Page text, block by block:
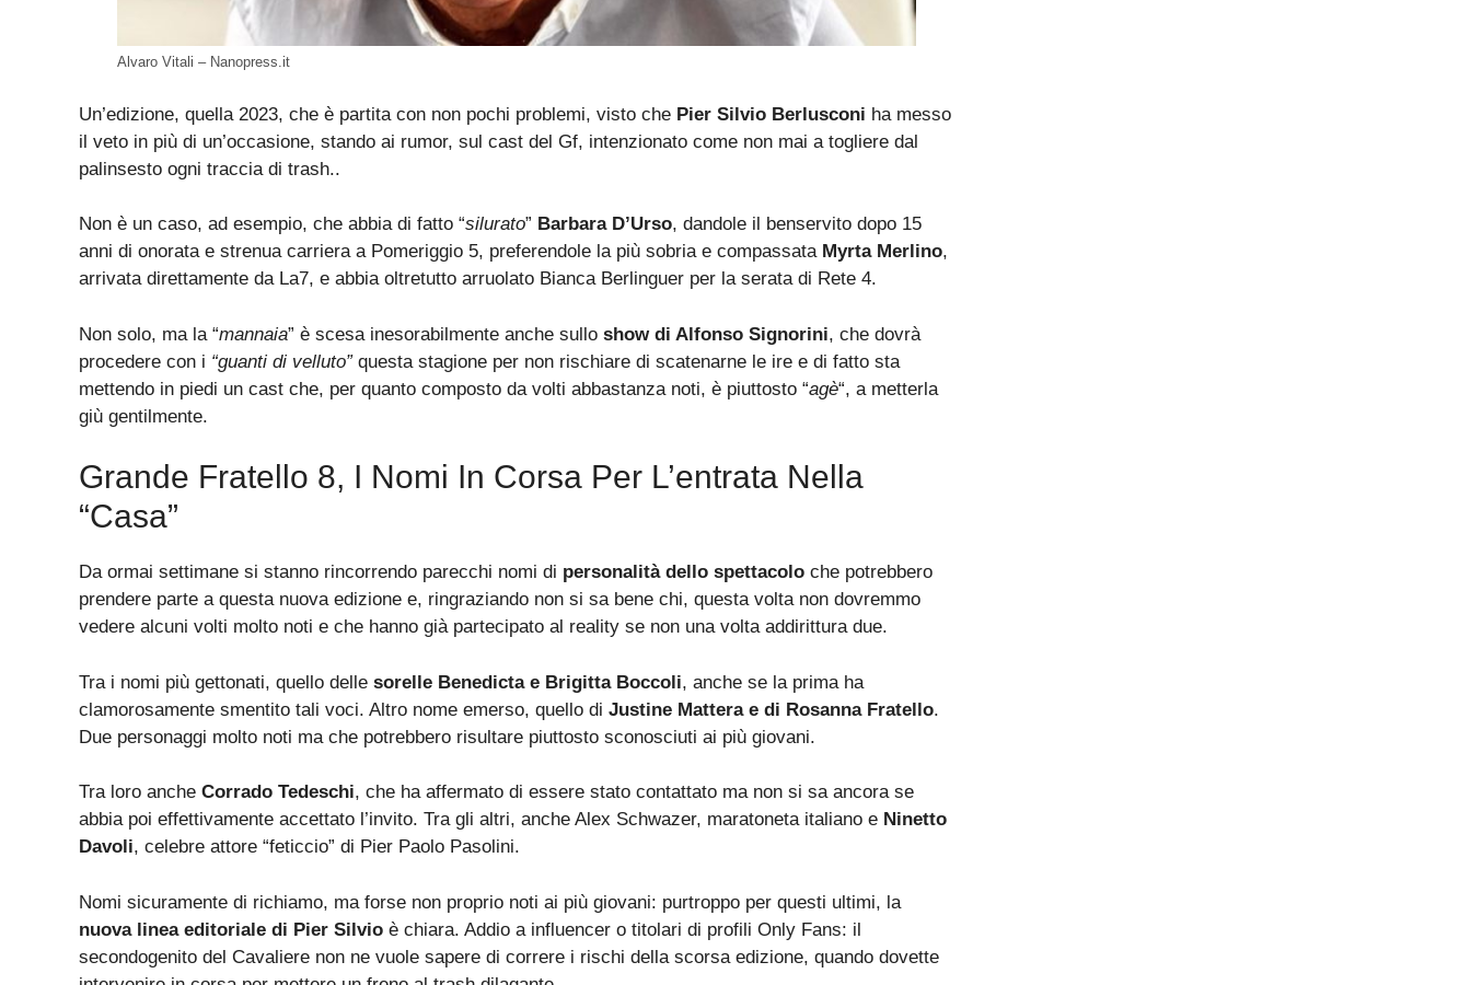
Alvaro Vitali – Nanopress.it
Un’edizione, quella 2023, che è partita con non pochi problemi, visto che Pier Silvio Berlusconi ha messo
il veto in più di un’occasione, stando ai rumor, sul cast del Gf, intenzionato come non mai a togliere dal
palinsesto ogni traccia di trash..
Non è un caso, ad esempio, che abbia di fatto “silurato” Barbara D’Urso, dandole il benservito dopo 15
anni di onorata e strenua carriera a Pomeriggio 5, preferendole la più sobria e compassataMyrta Merlino,
arrivata direttamente da La7, e abbia oltretutto arruolato Bianca Berlinguer per la serata di Rete 4.
Non solo, ma la “mannaia” è scesa inesorabilmente anche sullo show di Alfonso Signorini, che dovrà
procedere con i “guanti di velluto”questa stagione per non rischiare di scatenarne le ire e di fatto sta
mettendo in piedi un cast che, per quanto composto da volti abbastanza noti, è piuttosto “agè“, a metterla
giù gentilmente.
Grande Fratello 8, I Nomi In Corsa Per L’entrata Nella
“Casa”
Da ormai settimane si stanno rincorrendo parecchi nomi di personalità dello spettacolo che potrebbero
prendere parte a questa nuova edizione e, ringraziando non si sa bene chi, questa volta non dovremmo
vedere alcuni volti molto noti e che hanno già partecipato al reality se non una volta addirittura due.
Tra i nomi più gettonati, quello delle sorelle Benedicta e Brigitta Boccoli, anche se la prima ha
clamorosamente smentito tali voci. Altro nome emerso, quello di Justine Mattera e di Rosanna Fratello.
Due personaggi molto noti ma che potrebbero risultare piuttosto sconosciuti ai più giovani.
Tra loro anche Corrado Tedeschi, che ha affermato di essere stato contattato ma non si sa ancora se
abbia poi effettivamente accettato l’invito. Tra gli altri, anche Alex Schwazer, maratoneta italiano e Ninetto
Davoli, celebre attore “feticcio” di Pier Paolo Pasolini.
Nomi sicuramente di richiamo, ma forse non proprio noti ai più giovani: purtroppo per questi ultimi, la
nuova linea editoriale di Pier Silvio è chiara. Addio a influencer o titolari di profili Only Fans: il
secondogenito del Cavaliere non ne vuole sapere di correre i rischi della scorsa edizione, quando dovette